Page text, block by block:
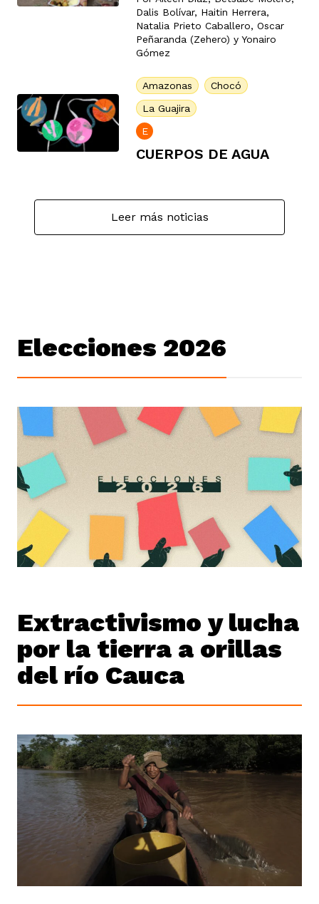
Dalis Bolívar, Haitin Herrera,
Natalia Prieto Caballero, Oscar
Peñaranda (Zehero) y Yonairo
Gómez
Amazonas
Chocó
La Guajira
E
CUERPOS DE AGUA
Leer más noticias
Elecciones 2026
Extractivismo y lucha
por la tierra a orillas
del río Cauca